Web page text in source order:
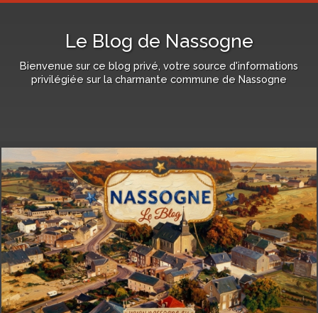
Le Blog de Nassogne
Bienvenue sur ce blog privé, votre source d'informations
privilégiée sur la charmante commune de Nassogne